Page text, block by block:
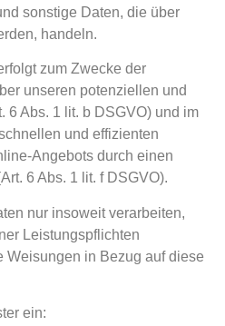
sonstige Daten, die über
handeln.
zum Zwecke der
unseren potenziellen und
6 Abs. 1 lit. b DSGVO) und im
und effizienten
Angebots durch einen
6 Abs. 1 lit. f DSGVO).
nur insoweit verarbeiten,
Leistungspflichten
Weisungen in Bezug auf diese
ein: